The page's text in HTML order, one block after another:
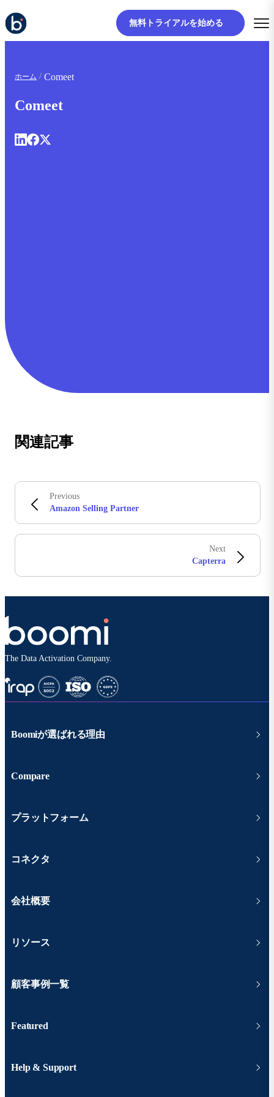
無料トライアルを始める
ホーム Comeet
Comeet
関連記事
Previous
Amazon Selling Partner
Next
Capterra
The Data Activation Company.
Boomiが選ばれる理由
Compare
プラットフォーム
コネクタ
会社概要
リソース
顧客事例一覧
Featured
Help & Support